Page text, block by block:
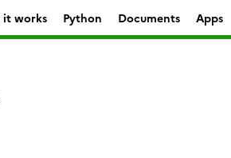
it works Python Documents Apps